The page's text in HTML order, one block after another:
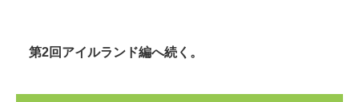
第2回アイルランド編へ続く。